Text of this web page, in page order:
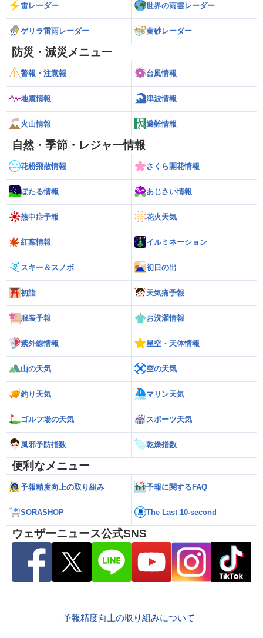
雷レーダー 世界の雨雲レーダー
ゲリラ雷雨レーダー 黄砂レーダー
防災・減災メニュー
警報・注意報 台風情報
地震情報 津波情報
火山情報 避難情報
自然・季節・レジャー情報
花粉飛散情報 さくら開花情報
ほたる情報 あじさい情報
熱中症予報 花火天気
紅葉情報 イルミネーション
スキー＆スノボ 初日の出
初詣 天気痛予報
服装予報 お洗濯情報
紫外線情報 星空・天体情報
山の天気 空の天気
釣り天気 マリン天気
ゴルフ場の天気 スポーツ天気
風邪予防指数 乾燥指数
便利なメニュー
予報精度向上の取り組み 予報に関するFAQ
SORASHOP The Last 10-second
ウェザーニュース公式SNS
予報精度向上の取り組みについて